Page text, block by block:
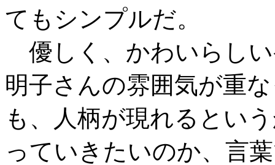
てもシンプルだ。
優しく、かわいらし
明子さんの雰囲気が重
も、人柄が現れるとい
っていきたいのか、言